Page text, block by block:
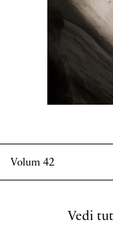
Volum 42
Sospensioni
Vedi